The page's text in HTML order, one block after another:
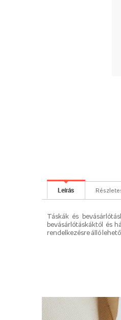
Leírás
Táskák és
bevásárlótáskáktól és
rendelkezésre álló